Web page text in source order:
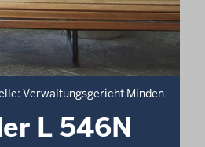
Verwaltungsgericht Minden
L 546N